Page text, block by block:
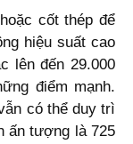
cốt thép để
hiệu suất cao
lên đến 29.000
điểm mạnh.
có thể duy trì
ấn tượng là 725